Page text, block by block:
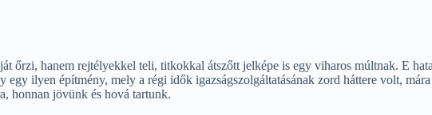
őrzi, hanem rejtélyekkel teli, titkokkal átszőtt jelképe is egy viharos múltnak. E
ilyen építmény, mely a régi idők igazságszolgáltatásának zord háttere volt,
honnan jövünk és hová tartunk.